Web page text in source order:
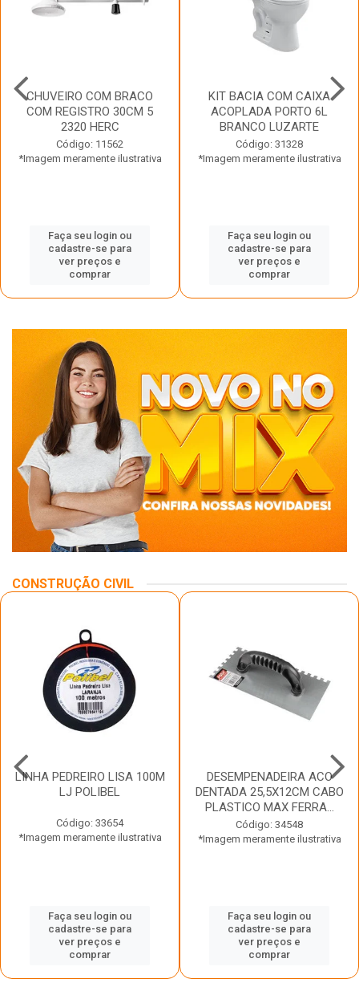
CHUVEIRO COM BRACO
COM REGISTRO 30CM 5
2320 HERC
Código: 11562
*Imagem meramente ilustrativa
Faça seu login ou
cadastre-se para
ver preços e
comprar
KIT BACIA COM CAIXA
ACOPLADA PORTO 6L
BRANCO LUZARTE
Código: 31328
*Imagem meramente ilustrativa
Faça seu login ou
cadastre-se para
ver preços e
comprar
CONSTRUÇÃO CIVIL
LINHA PEDREIRO LISA 100M
LJ POLIBEL
Código: 33654
*Imagem meramente ilustrativa
Faça seu login ou
cadastre-se para
ver preços e
comprar
DESEMPENADEIRA ACO
DENTADA 25,5X12CM CABO
PLASTICO MAX FERRA...
Código: 34548
*Imagem meramente ilustrativa
Faça seu login ou
cadastre-se para
ver preços e
comprar